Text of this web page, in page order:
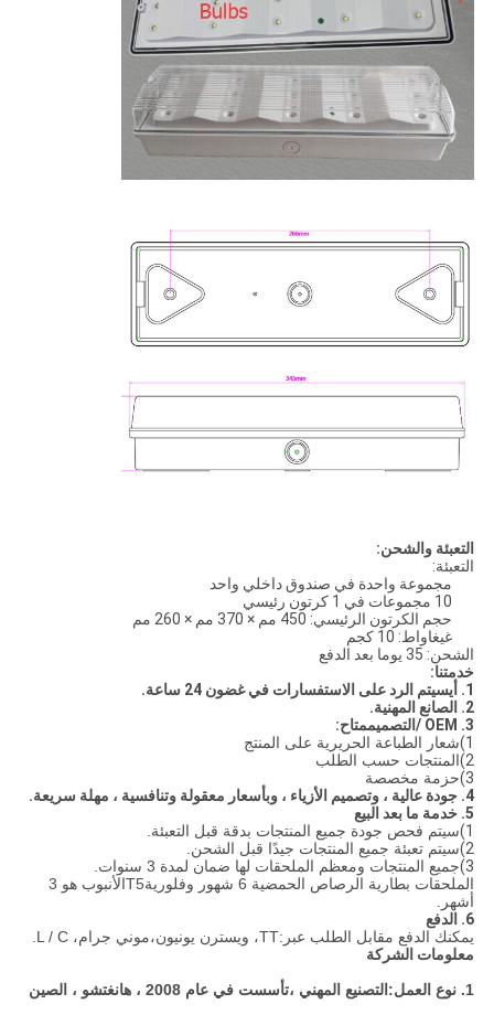
التعبئة والشحن:
التعبئة:
مجموعة واحدة في صندوق داخلي واحد
10 مجموعات في 1 كرتون رئيسي
حجم الكرتون الرئيسي: 450 مم × 370 مم × 260 مم
غيغاواط: 10 كجم
الشحن: 35 يوما بعد الدفع
خدمتنا:
1. أي
سيتم الرد على الاستفسارات في غضون 24 ساعة.
2. الصانع المهنية.
3. OEM /
التصميممتاح:
1) شعار الطباعة الحريرية على المنتج
2) المنتجات حسب الطلب
3) حزمة مخصصة
4. جودة عالية ، وتصميم الأزياء ، وبأسعار معقولة وتنافسية ، مهلة سريعة.
5. خدمة ما بعد البيع
1) سيتم فحص جودة جميع المنتجات بدقة قبل التعبئة.
2) سيتم تعبئة جميع المنتجات جيدًا قبل الشحن.
3) جميع المنتجات ومعظم الملحقات لها ضمان لمدة 3 سنوات.
الملحقات بطارية الرصاص الحمضية 6 شهور وفلورية
T5
الأنبوب هو 3
أشهر.
6. الدفع
يمكنك الدفع مقابل الطلب عبر:TT، ويسترن يونيون،موني جرام، L / C.
معلومات الشركة
1. نوع العمل:
التصنيع المهني ،تأسست في عام 2008 ، هانغتشو ، الصين